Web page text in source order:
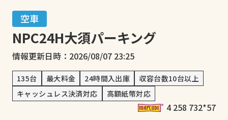
空車
NPC24H大須パーキング
情報更新日時：2026/08/07 23:25
135台 最大料金 24時間入出庫
収容台数10台以上
キャッシュレス決済対応
高額紙幣対応
4 258 732*57